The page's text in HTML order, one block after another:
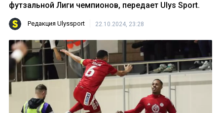
футзальной Лиги чемпионов, передает Ulys Sport.
Редакция Ulyssport 22.10.2024, 23:28